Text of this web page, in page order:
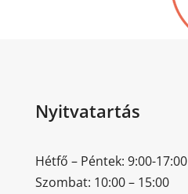
Nyitvatartás
Hétfő – Péntek: 9:00-17:00
Szombat: 10:00 – 15:00